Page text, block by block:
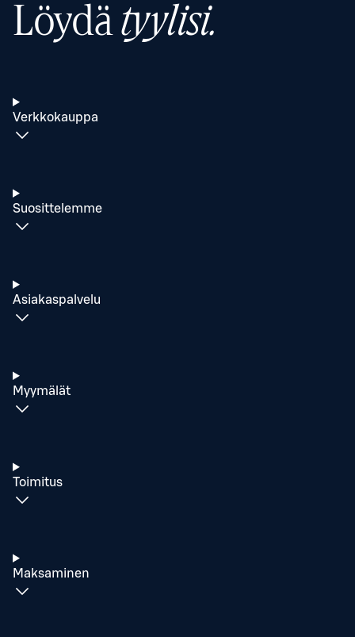
Löydätyylisi.
Verkkokauppa
Suosittelemme
Asiakaspalvelu
Myymälät
Toimitus
Maksaminen